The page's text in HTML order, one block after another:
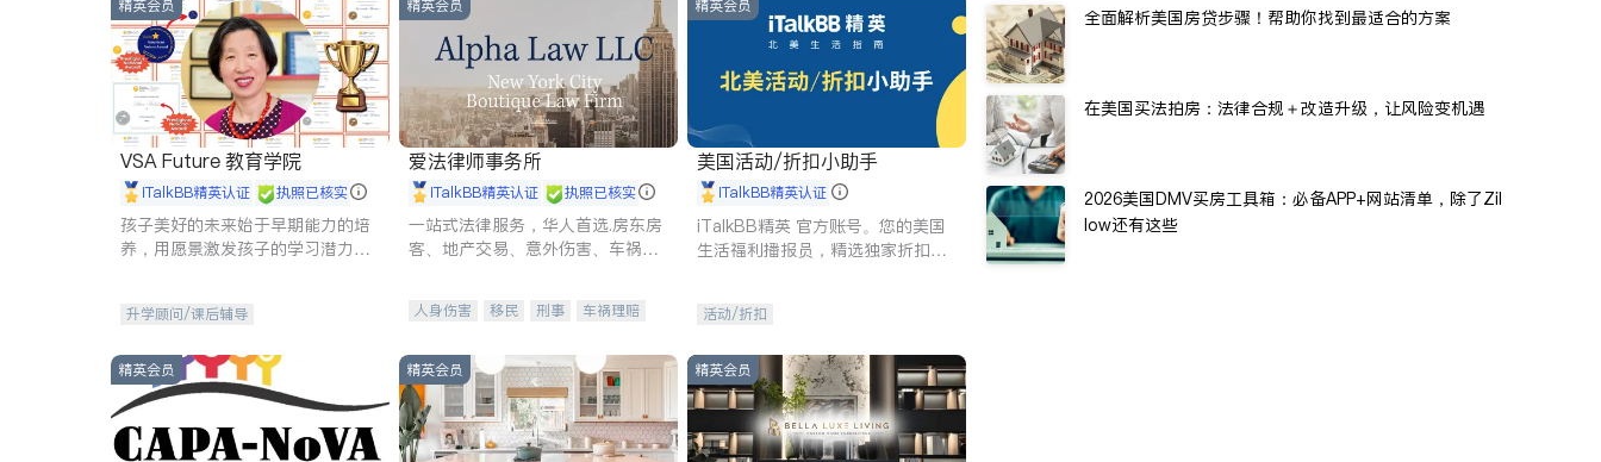
精英会员
VSA Future 教育学院
iTalkBB精英认证 执照已核实
孩子美好的未来始于早期能力的培
养，用愿景激发孩子的学习潜力和
升学顾问/课后辅导
精英会员
爱法律师事务所
iTalkBB精英认证 执照已核实
一站式法律服务，华人首选.房东房
客、地产交易、意外伤害、车祸重
人身伤害 移民 刑事
车祸理赔
商标注册
索赔 律师-其它 保释
精英会员
美国活动/折扣小助手
iTalkBB精英认证
iTalkBB精英 官方账号。您的美国
生活福利播报员，精选独家折扣、
活动/折扣
精英会员 精英会员 精英会员
全面解析美国房贷步骤！帮助你找到最适合的方案
在美国买法拍房：法律合规＋改造升级，让风险变机遇
2026美国DMV买房工具箱：必备APP+网站清单，除了Zil
low还有这些